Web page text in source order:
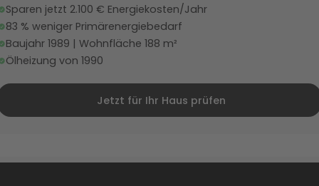
Sparen jetzt 2.100 € Energiekosten/Jahr
83 % weniger Primärenergiebedarf
Baujahr 1989 | Wohnfläche 188 m²
Ölheizung von 1990
Jetzt für Ihr Haus prüfen